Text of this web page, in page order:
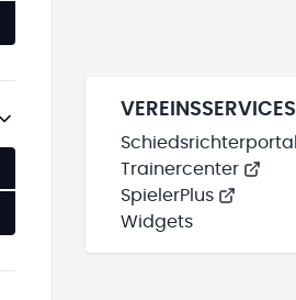
VEREINSSERVICES
Schiedsrichterportal
Trainercenter
SpielerPlus
Widgets